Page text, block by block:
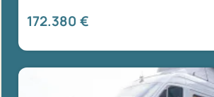
172.380 €